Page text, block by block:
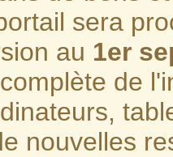
sera
au 1er
de
nouvelles